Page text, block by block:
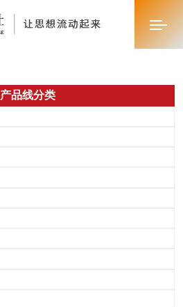
首页
产品线分类